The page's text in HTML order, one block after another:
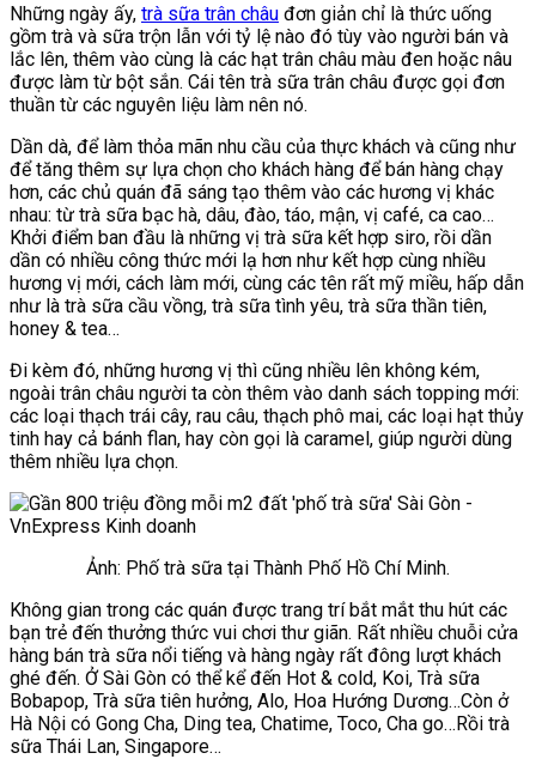
Những ngày ấy, trà sữa trân châu đơn giản chỉ là thức uống
gồm trà và sữa trộn lẫn với tỷ lệ nào đó tùy vào người bán và
lắc lên, thêm vào cùng là các hạt trân châu màu đen hoặc nâu
được làm từ bột sắn. Cái tên trà sữa trân châu được gọi đơn
thuần từ các nguyên liệu làm nên nó.
Dần dà, để làm thỏa mãn nhu cầu của thực khách và cũng như
để tăng thêm sự lựa chọn cho khách hàng để bán hàng chạy
hơn, các chủ quán đã sáng tạo thêm vào các hương vị khác
nhau: từ trà sữa bạc hà, dâu, đào, táo, mận, vị café, ca cao…
Khởi điểm ban đầu là những vị trà sữa kết hợp siro, rồi dần
dần có nhiều công thức mới lạ hơn như kết hợp cùng nhiều
hương vị mới, cách làm mới, cùng các tên rất mỹ miều, hấp dẫn
như là trà sữa cầu vồng, trà sữa tình yêu, trà sữa thần tiên,
honey & tea…
Đi kèm đó, những hương vị thì cũng nhiều lên không kém,
ngoài trân châu người ta còn thêm vào danh sách topping mới:
các loại thạch trái cây, rau câu, thạch phô mai, các loại hạt thủy
tinh hay cả bánh flan, hay còn gọi là caramel, giúp người dùng
thêm nhiều lựa chọn.
Ảnh: Phố trà sữa tại Thành Phố Hồ Chí Minh.
Không gian trong các quán được trang trí bắt mắt thu hút các
bạn trẻ đến thưởng thức vui chơi thư giãn. Rất nhiều chuỗi cửa
hàng bán trà sữa nổi tiếng và hàng ngày rất đông lượt khách
ghé đến. Ở Sài Gòn có thể kể đến Hot & cold, Koi, Trà sữa
Bobapop, Trà sữa tiên hưởng, Alo, Hoa Hướng Dương…Còn ở
Hà Nội có Gong Cha, Ding tea, Chatime, Toco, Cha go…Rồi trà
sữa Thái Lan, Singapore…